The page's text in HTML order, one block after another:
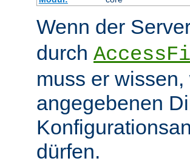
Wenn der
durch
muss er
angegebenen
dürfen.